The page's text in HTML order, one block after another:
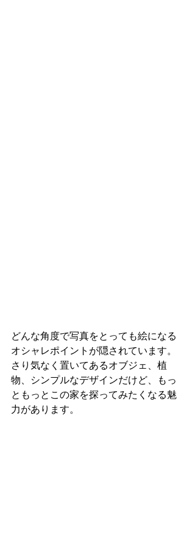
どんな角度で写真をとっても絵になる
オシャレポイントが隠されています。
さり気なく置いてあるオブジェ、植
物、シンプルなデザインだけど、もっ
ともっとこの家を探ってみたくなる魅
力があります。